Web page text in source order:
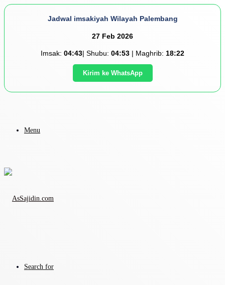
Jadwal imsakiyah Wilayah Palembang
27 Feb 2026
Imsak: 04:43| Shubu: 04:53 | Maghrib: 18:22
Kirim ke WhatsApp
Menu
Search for